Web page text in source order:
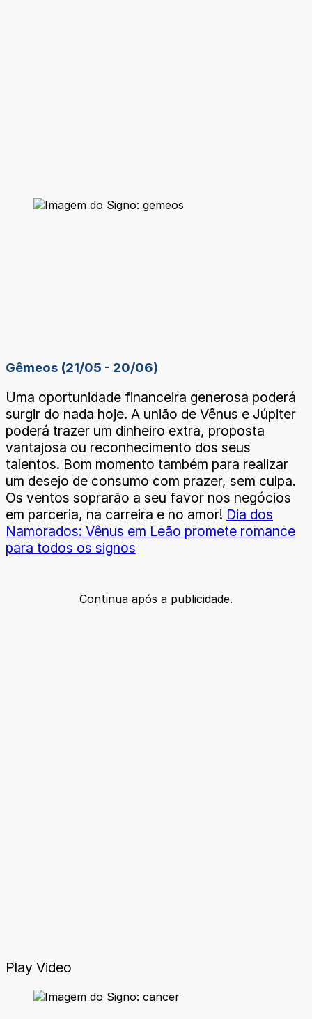
Gêmeos (21/05 - 20/06)
Uma oportunidade financeira generosa poderá
surgir do nada hoje. A união de Vênus e Júpiter
poderá trazer um dinheiro extra, proposta
vantajosa ou reconhecimento dos seus
talentos. Bom momento também para realizar
um desejo de consumo com prazer, sem culpa.
Os ventos soprarão a seu favor nos negócios
em parceria, na carreira e no amor! Dia dos
Namorados: Vênus em Leão promete romance
para todos os signos
Continua após a publicidade.
Play Video